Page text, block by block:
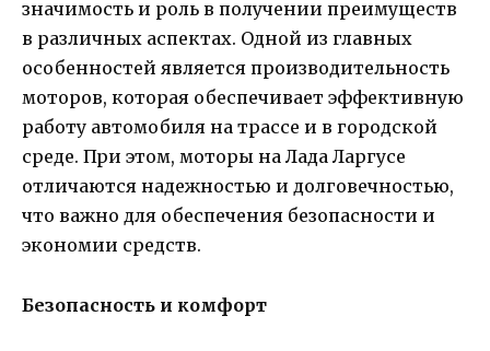
значимость и роль в получении преимуществ
в различных аспектах. Одной из главных
особенностей является производительность
моторов, которая обеспечивает эффективную
работу автомобиля на трассе и в городской
среде. При этом, моторы на Лада Ларгусе
отличаются надежностью и долговечностью,
что важно для обеспечения безопасности и
экономии средств.
Безопасность и комфорт